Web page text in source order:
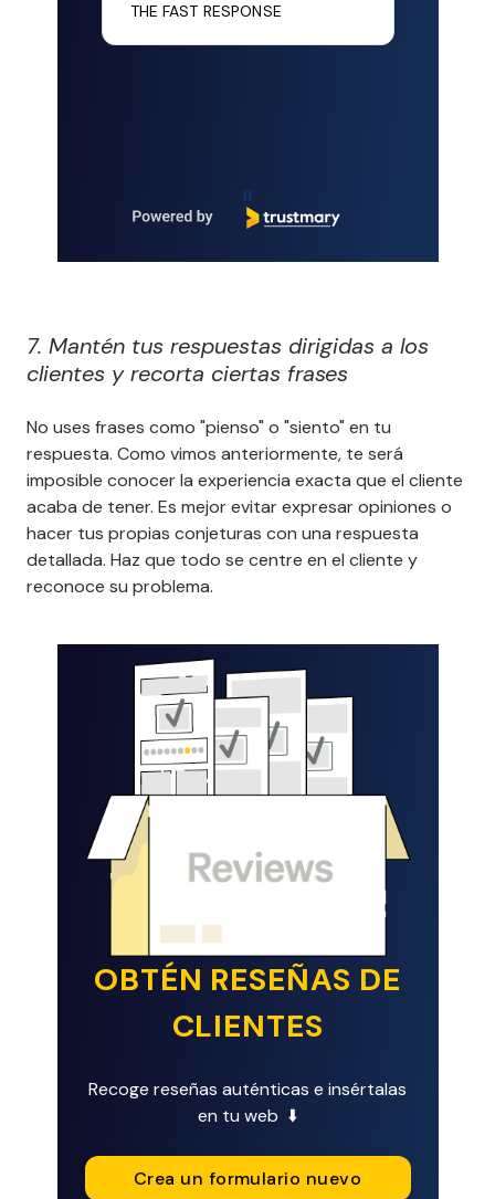
THE FAST RESPONSE
7. Mantén tus respuestas dirigidas a los
clientes y recorta ciertas frases
No uses frases como "pienso" o "siento" en tu
respuesta. Como vimos anteriormente, te será
imposible conocer la experiencia exacta que el cliente
acaba de tener. Es mejor evitar expresar opiniones o
hacer tus propias conjeturas con una respuesta
detallada. Haz que todo se centre en el cliente y
reconoce su problema.
OBTÉN RESEÑAS DE
CLIENTES
Recoge reseñas auténticas e insértalas
en tu web ⬇️
Crea un formulario nuevo